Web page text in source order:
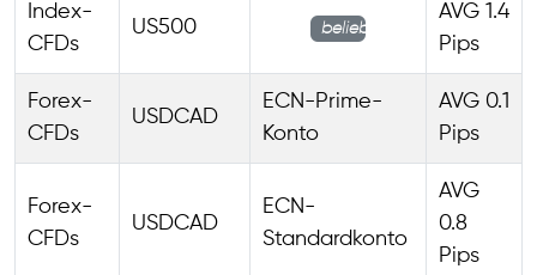
Index-
CFDs
US500 beliebig
AVG 1.4
Pips
Forex-
CFDs
USDCAD
ECN-Prime-
Konto
AVG 0.1
Pips
Forex-
CFDs
USDCAD
ECN-
Standardkonto
AVG
0.8
Pips